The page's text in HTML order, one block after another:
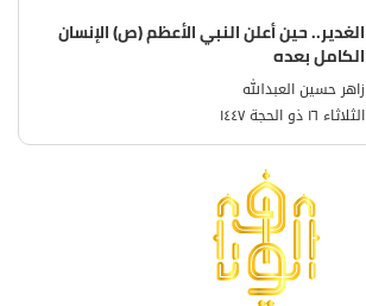
الغدير.. حين أعلن النبي الأعظم (ص) الإنسان
الكامل بعده
زاهر حسين العبدالله
الثلاثاء ١٦ ذو الحجة ١٤٤٧